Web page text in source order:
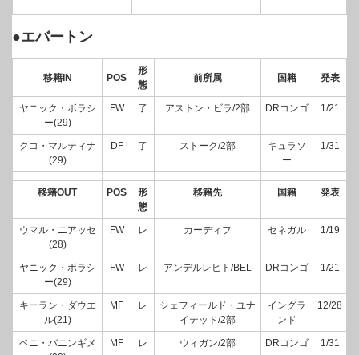
●エバートン
移籍IN POS
形
態
前所属 国籍 発表
ヤニック・ボラシ
ー(29)
FW 了 アストン・ビラ/2部 DRコンゴ 1/21
クコ・マルティナ
(29)
DF 了 ストーク/2部
キュラソ
ー
1/31
移籍OUT POS
形
態
移籍先 国籍 発表
ウマル・ニアッセ
(28)
FW レ カーディフ セネガル 1/19
ヤニック・ボラシ
ー(29)
FW レ アンデルレヒト/BEL DRコンゴ 1/21
キーラン・ダウエ
ル(21)
MF レ
シェフィールド・ユナ
イテッド/2部
イングラ
ンド
12/28
ベニ・バニンギメ
MF レ ウィガン/2部 DRコンゴ 1/31